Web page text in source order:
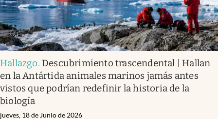
Hallazgo. Descubrimiento trascendental | Hallan
en la Antártida animales marinos jamás antes
vistos que podrían redefinir la historia de la
biología
jueves, 18 de Junio de 2026